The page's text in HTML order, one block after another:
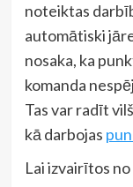
noteiktas
automātiski
nosaka, ka
komanda
Tas var radīt
kā darbojas
Lai izvairītos